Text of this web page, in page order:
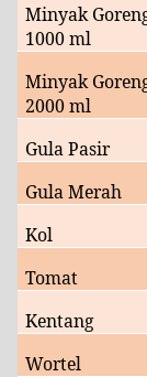
Minyak
1000 ml
Minyak
2000 ml
Gula Pasir
Gula Merah
Kol
Tomat
Kentang
Wortel